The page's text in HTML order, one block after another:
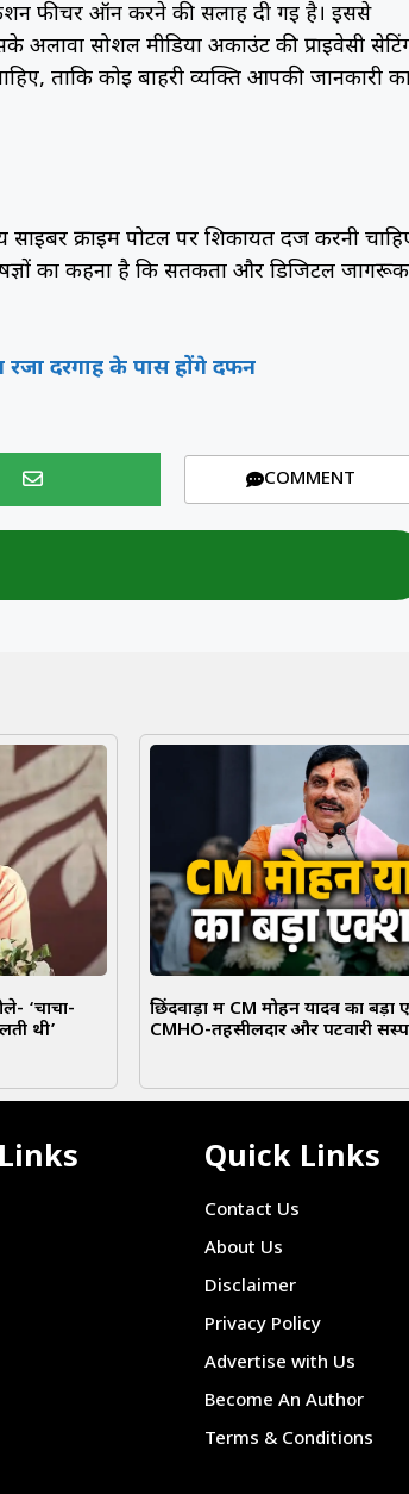
फीचर ऑन करने की सलाह दी गई है। इससे
अलावा सोशल मीडिया अकाउंट की प्राइवेसी
ताकि कोई बाहरी व्यक्ति आपकी जानकारी
क्राइम पोर्टल पर शिकायत दर्ज करनी
का कहना है कि सतर्कता और डिजिटल
रजा दरगाह के पास होंगे दफन
COMMENT
‘चाचा-
थी’
छिंदवाड़ा में CM मोहन यादव का बड़ा
CMHO-तहसीलदार और पटवारी
Quick Links
Contact Us
About Us
Disclaimer
Privacy Policy
Advertise with Us
Become An Author
Terms & Conditions